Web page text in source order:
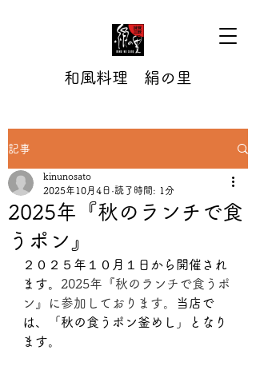
和風料理 絹の里
記事
2025年『秋のランチで食
うポン』
kinunosato
2025年10月4日 読了時間: 1分
２０２５年１０月１日から開催され
ます。 2025年『秋のランチで食うポ
ン』に参加しております。
当店で
は、「秋の食うポン釜めし」となり
ます。